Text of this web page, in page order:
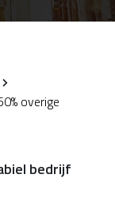
overige
bedrijf